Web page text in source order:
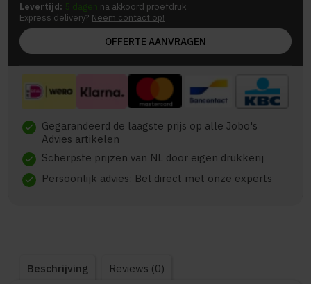
Levertijd: 5 dagen na akkoord proefdruk
Express delivery? Neem contact op!
OFFERTE AANVRAGEN
check Gegarandeerd de laagste prijs op alle Jobo's
Advies artikelen
check Scherpste prijzen van NL door eigen drukkerij
check Persoonlijk advies: Bel direct met onze experts
Beschrijving Reviews (0)